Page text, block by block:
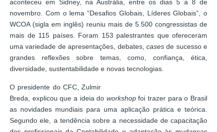
aconteceu em Sidney, na Austrália, entre os dias 5 a 8 de
novembro. Com o lema “Desafios Globais, Líderes Globais”, o
WCOA (sigla em inglês) reuniu mais de 5.500 congressistas de
mais de 115 países. Foram 153 palestrantes que ofereceram
uma variedade de apresentações, debates, casesde sucesso e
grandes reflexões sobre temas, como, confiança, ética,
diversidade, sustentabilidade e novas tecnologias.
O presidente do CFC, Zulmir
Breda, explicou que a ideia do workshopfoi trazer para o Brasil
as novidades mundiais para uma aplicação prática e teórica.
Segundo ele, a tendência sobre a necessidade de capacitação